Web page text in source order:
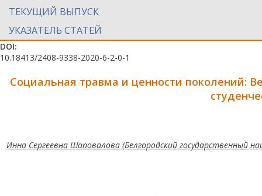
ТЕКУЩИЙ ВЫПУСК
УКАЗАТЕЛЬ СТАТЕЙ
DOI:
10.18413/2408-9338-2020-6-2-0-1
Социальная травма и ценности поколений:
Инна Сергеевна Шаповалова (Белгородский государственный